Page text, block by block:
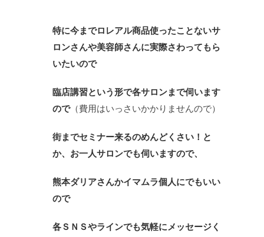
特に今までロレアル商品使ったことないサ
ロンさんや美容師さんに実際さわってもら
いたいので
臨店講習という形で各サロンまで伺います
ので（費用はいっさいかかりませんので）
街までセミナー来るのめんどくさい！と
か、お一人サロンでも伺いますので、
熊本ダリアさんかイマムラ個人にでもいい
ので
各ＳＮＳやラインでも気軽にメッセージく